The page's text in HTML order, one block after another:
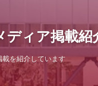
ディア掲載紹
を紹介しています